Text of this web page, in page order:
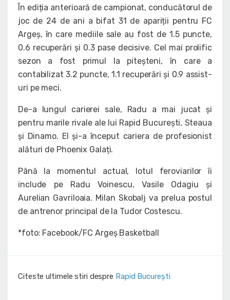
În ediția anterioară de campionat, conducătorul de
joc de 24 de ani a bifat 31 de apariții pentru FC
Argeș, în care mediile sale au fost de 1.5 puncte,
0.6 recuperări și 0.3 pase decisive. Cel mai prolific
sezon a fost primul la piteșteni, în care a
contabilizat 3.2 puncte, 1.1 recuperări și 0.9 assist-
uri pe meci.
De-a lungul carierei sale, Radu a mai jucat și
pentru marile rivale ale lui Rapid București, Steaua
și Dinamo. El și-a început cariera de profesionist
alături de Phoenix Galați.
Până la momentul actual, lotul feroviarilor îi
include pe Radu Voinescu, Vasile Odagiu și
Aurelian Gavriloaia. Milan Skobalj va prelua postul
de antrenor principal de la Tudor Costescu.
*foto: Facebook/FC Argeș Basketball
Citeste ultimele stiri despre Rapid București